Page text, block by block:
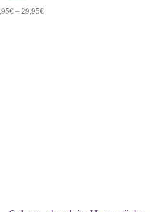
€– 29,95€